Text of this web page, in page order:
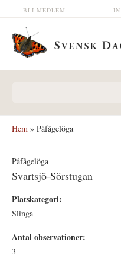
Hoppa till huvudinnehåll
BLI MEDLEM
Hem » Påfågelöga
Påfågelöga
Svartsjö-Sörstugan
Platskategori:
Slinga
Antal observationer:
3